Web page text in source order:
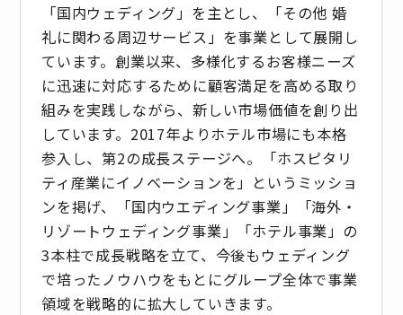
「国内ウェディング」を主とし、「その他 婚
礼に関わる周辺サービス」を事業として展開し
ています。創業以来、多様化するお客様ニーズ
に迅速に対応するために顧客満足を高める取り
組みを実践しながら、新しい市場価値を創り出
しています。2017年よりホテル市場にも本格
参入し、第2の成長ステージへ。「ホスピタリ
ティ産業にイノベーションを」というミッショ
ンを掲げ、「国内ウエディング事業」「海外・
リゾートウェディング事業」「ホテル事業」の
3本柱で成長戦略を立て、今後もウェディング
で培ったノウハウをもとにグループ全体で事業
領域を戦略的に拡大していきます。